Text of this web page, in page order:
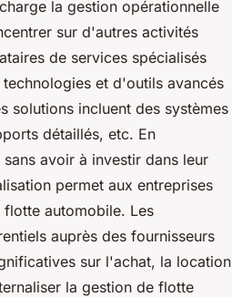
la gestion opérationnelle
sur d'autres activités
de services spécialisés
et d'outils avancés
solutions incluent des systèmes
détaillés, etc. En
avoir à investir dans leur
permet aux entreprises
automobile. Les
auprès des fournisseurs
sur l'achat, la location
la gestion de flotte